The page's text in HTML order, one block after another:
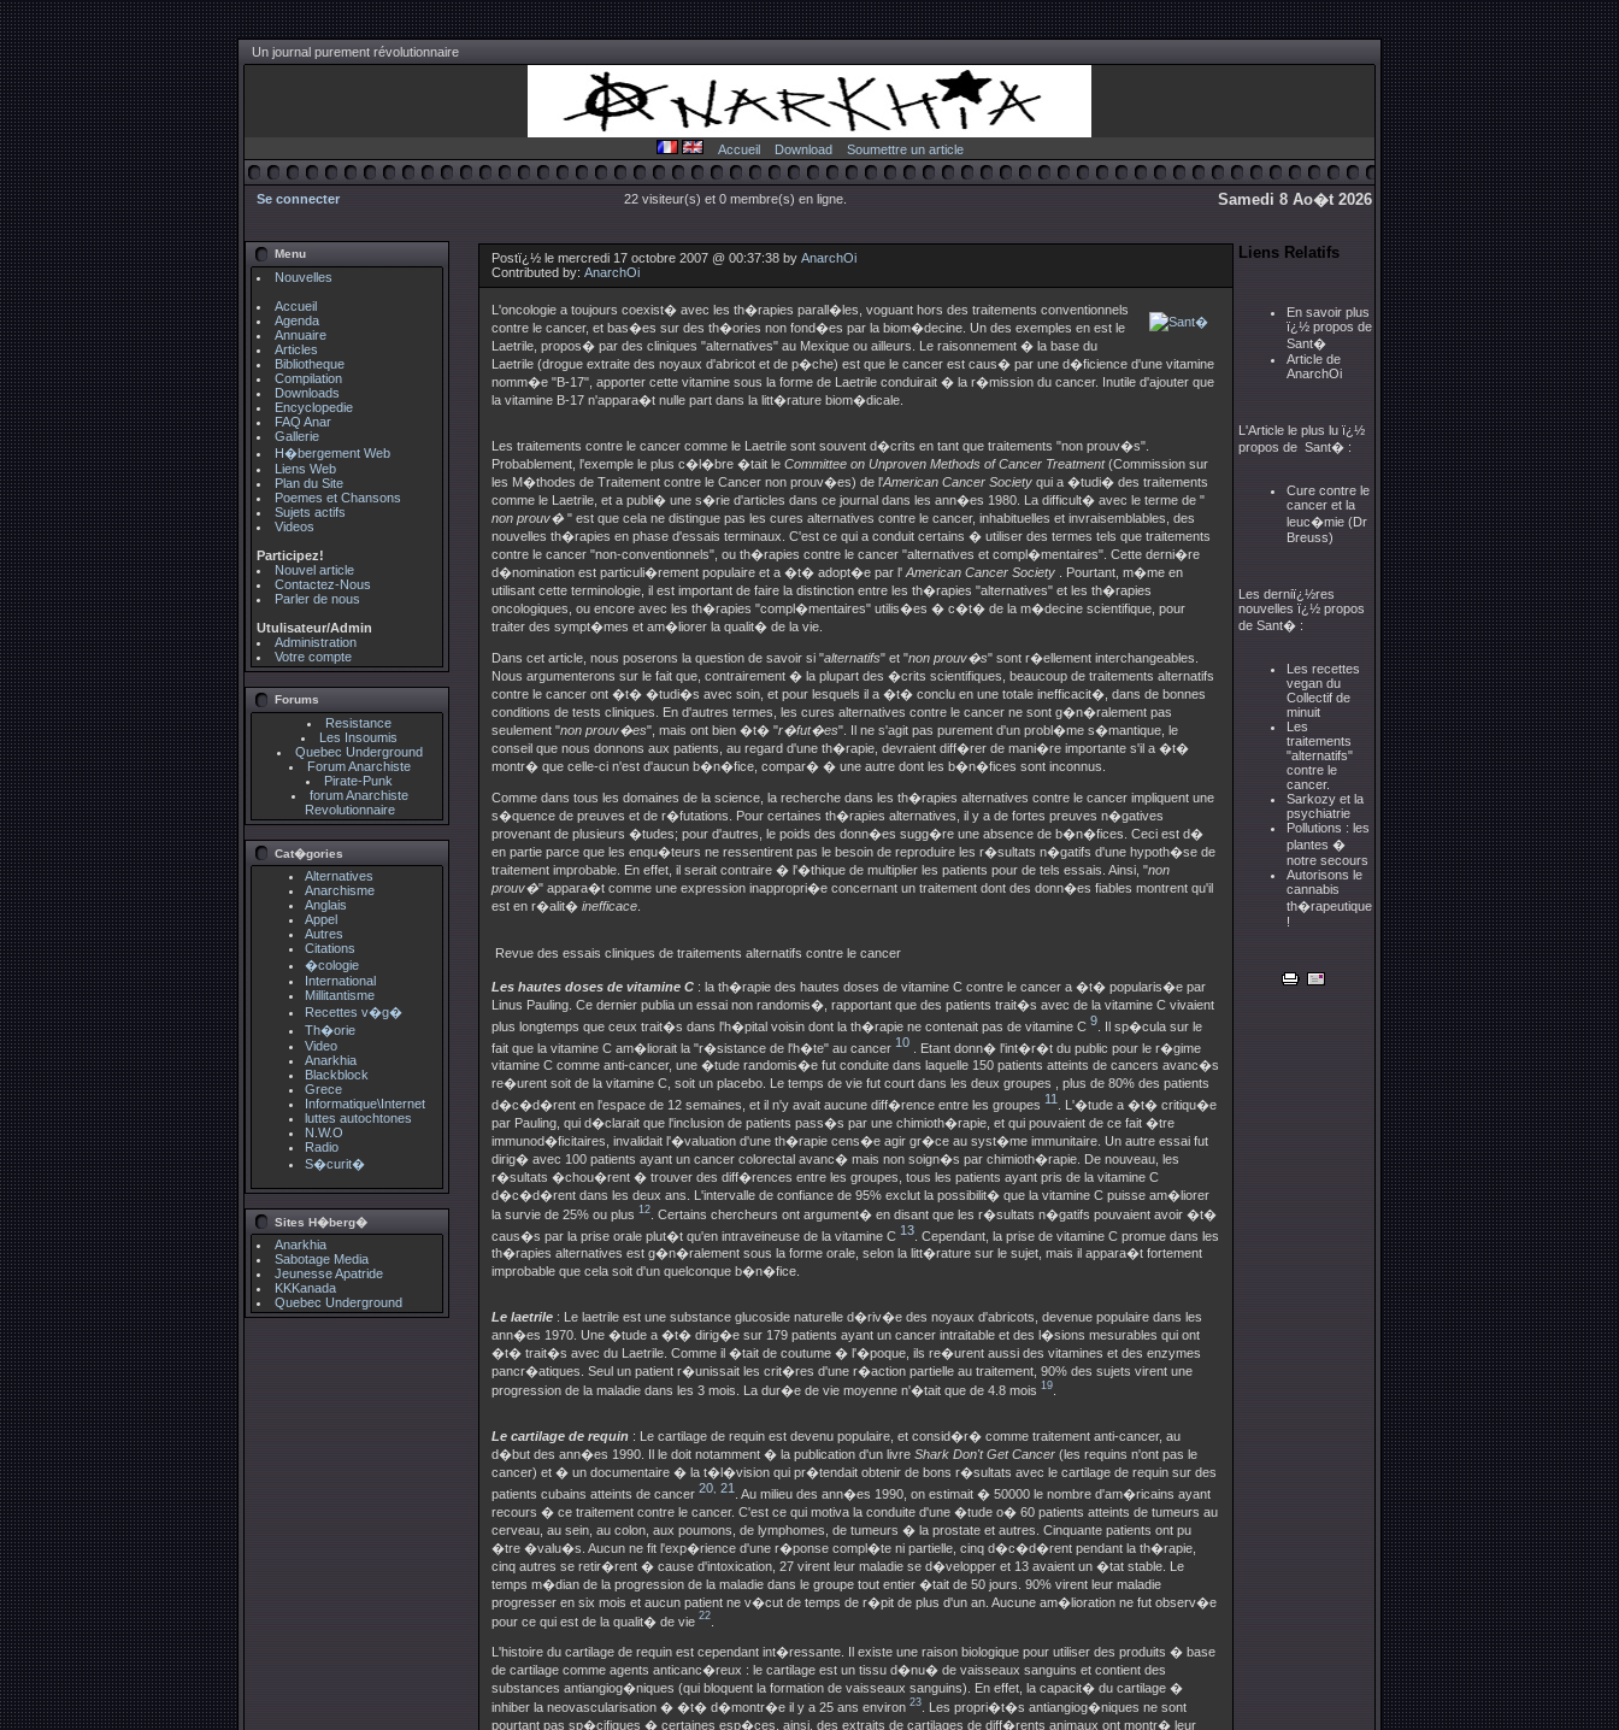
Un journal purement révolutionnaire
Accueil Download Soumettre un article
Se connecter 22 visiteur(s) et 0 membre(s) en ligne. Samedi 8 Ao�t 2026
Menu
Nouvelles
Accueil
Agenda
Annuaire
Articles
Bibliotheque
Compilation
Downloads
Encyclopedie
FAQ Anar
Gallerie
H�bergement Web
Liens Web
Plan du Site
Poemes et Chansons
Sujets actifs
Videos
Participez!
Nouvel article
Contactez-Nous
Parler de nous
Utulisateur/Admin
Administration
Votre compte
Forums
Resistance
Les Insoumis
Quebec Underground
Forum Anarchiste
Pirate-Punk
forum Anarchiste
Revolutionnaire
Cat�gories
Alternatives
Anarchisme
Anglais
Appel
Autres
Citations
�cologie
International
Millitantisme
Recettes v�g�
Th�orie
Video
Anarkhia
Blackblock
Grece
Informatique\Internet
luttes autochtones
N.W.O
Radio
S�curit�
Sites H�berg�
Anarkhia
Sabotage Media
Jeunesse Apatride
KKKanada
Quebec Underground
Postï¿½ le mercredi 17 octobre 2007 @ 00:37:38 by AnarchOi
Contributed by: AnarchOi
L'oncologie a toujours coexist� avec les th�rapies parall�les, voguant hors des traitements conventionnels
contre le cancer, et bas�es sur des th�ories non fond�es par la biom�decine. Un des exemples en est le
Laetrile, propos� par des cliniques "alternatives" au Mexique ou ailleurs. Le raisonnement � la base du
Laetrile (drogue extraite des noyaux d'abricot et de p�che) est que le cancer est caus� par une d�ficience d'une vitamine
nomm�e "B-17", apporter cette vitamine sous la forme de Laetrile conduirait � la r�mission du cancer. Inutile d'ajouter que
la vitamine B-17 n'appara�t nulle part dans la litt�rature biom�dicale.
Les traitements contre le cancer comme le Laetrile sont souvent d�crits en tant que traitements "non prouv�s".
Probablement, l'exemple le plus c�l�bre �tait le Committee on Unproven Methods of Cancer Treatment(Commission sur
les M�thodes de Traitement contre le Cancer non prouv�es) de l'American Cancer Society qui a �tudi� des traitements
comme le Laetrile, et a publi� une s�rie d'articles dans ce journal dans les ann�es 1980. La difficult� avec le terme de "
non prouv� " est que cela ne distingue pas les cures alternatives contre le cancer, inhabituelles et invraisemblables, des
nouvelles th�rapies en phase d'essais terminaux. C'est ce qui a conduit certains � utiliser des termes tels que traitements
contre le cancer "non-conventionnels", ou th�rapies contre le cancer "alternatives et compl�mentaires". Cette derni�re
d�nomination est particuli�rement populaire et a �t� adopt�e par l' American Cancer Society . Pourtant, m�me en
utilisant cette terminologie, il est important de faire la distinction entre les th�rapies "alternatives" et les th�rapies
oncologiques, ou encore avec les th�rapies "compl�mentaires" utilis�es � c�t� de la m�decine scientifique, pour
traiter des sympt�mes et am�liorer la qualit� de la vie.
Dans cet article, nous poserons la question de savoir si "alternatifs" et "non prouv�s" sont r�ellement interchangeables.
Nous argumenterons sur le fait que, contrairement � la plupart des �crits scientifiques, beaucoup de traitements alternatifs
contre le cancer ont �t� �tudi�s avec soin, et pour lesquels il a �t� conclu en une totale inefficacit�, dans de bonnes
conditions de tests cliniques. En d'autres termes, les cures alternatives contre le cancer ne sont g�n�ralement pas
seulement "non prouv�es", mais ont bien �t� "r�fut�es". Il ne s'agit pas purement d'un probl�me s�mantique, le
conseil que nous donnons aux patients, au regard d'une th�rapie, devraient diff�rer de mani�re importante s'il a �t�
montr� que celle-ci n'est d'aucun b�n�fice, compar� � une autre dont les b�n�fices sont inconnus.
Comme dans tous les domaines de la science, la recherche dans les th�rapies alternatives contre le cancer impliquent une
s�quence de preuves et de r�futations. Pour certaines th�rapies alternatives, il y a de fortes preuves n�gatives
provenant de plusieurs �tudes; pour d'autres, le poids des donn�es sugg�re une absence de b�n�fices. Ceci est d�
en partie parce que les enqu�teurs ne ressentirent pas le besoin de reproduire les r�sultats n�gatifs d'une hypoth�se de
traitement improbable. En effet, il serait contraire � l'�thique de multiplier les patients pour de tels essais. Ainsi, "non
prouv�" appara�t comme une expression inappropri�e concernant un traitement dont des donn�es fiables montrent qu'il
est en r�alit� inefficace
Revue des essais cliniques de traitements alternatifs contre le cancer
Les hautes doses de vitamine C : la th�rapie des hautes doses de vitamine C contre le cancer a �t� popularis�e par
Linus Pauling. Ce dernier publia un essai non randomis�, rapportant que des patients trait�s avec de la vitamine C vivaient
plus longtemps que ceux trait�s dans l'h�pital voisin dont la th�rapie ne contenait pas de vitamine C 9 . Il sp�cula sur le
fait que la vitamine C am�liorait la "r�sistance de l'h�te" au cancer 10 . Etant donn� l'int�r�t du public pour le r�gime
vitamine C comme anti-cancer, une �tude randomis�e fut conduite dans laquelle 150 patients atteints de cancers avanc�s
re�urent soit de la vitamine C, soit un placebo. Le temps de vie fut court dans les deux groupes , plus de 80% des patients
d�c�d�rent en l'espace de 12 semaines, et il n'y avait aucune diff�rence entre les groupes 11
. L'�tude a �t� critiqu�e
par Pauling, qui d�clarait que l'inclusion de patients pass�s par une chimioth�rapie, et qui pouvaient de ce fait �tre
immunod�ficitaires, invalidait l'�valuation d'une th�rapie cens�e agir gr�ce au syst�me immunitaire. Un autre essai fut
dirig� avec 100 patients ayant un cancer colorectal avanc� mais non soign�s par chimioth�rapie. De nouveau, les
r�sultats �chou�rent � trouver des diff�rences entre les groupes, tous les patients ayant pris de la vitamine C
d�c�d�rent dans les deux ans. L'intervalle de confiance de 95% exclut la possibilit� que la vitamine C puisse am�liorer
la survie de 25% ou plus 12 . Certains chercheurs ont argument� en disant que les r�sultats n�gatifs pouvaient avoir �t�
caus�s par la prise orale plut�t qu'en intraveineuse de la vitamine C 13 . Cependant, la prise de vitamine C promue dans les
th�rapies alternatives est g�n�ralement sous la forme orale, selon la litt�rature sur le sujet, mais il appara�t fortement
improbable que cela soit d'un quelconque b�n�fice.
Le laetrile : Le laetrile est une substance glucoside naturelle d�riv�e des noyaux d'abricots, devenue populaire dans les
ann�es 1970. Une �tude a �t� dirig�e sur 179 patients ayant un cancer intraitable et des l�sions mesurables qui ont
�t� trait�s avec du Laetrile. Comme il �tait de coutume � l'�poque, ils re�urent aussi des vitamines et des enzymes
pancr�atiques. Seul un patient r�unissait les crit�res d'une r�action partielle au traitement, 90% des sujets virent une
progression de la maladie dans les 3 mois. La dur�e de vie moyenne n'�tait que de 4.8 mois 19
Le cartilage de requin : Le cartilage de requin est devenu populaire, et consid�r� comme traitement anti-cancer, au
d�but des ann�es 1990. Il le doit notamment � la publication d'un livre Shark Don't Get Cancer (les requins n'ont pas le
cancer) et � un documentaire � la t�l�vision qui pr�tendait obtenir de bons r�sultats avec le cartilage de requin sur des
patients cubains atteints de cancer 20 21 . Au milieu des ann�es 1990, on estimait � 50000 le nombre d'am�ricains ayant
recours � ce traitement contre le cancer. C'est ce qui motiva la conduite d'une �tude o� 60 patients atteints de tumeurs au
cerveau, au sein, au colon, aux poumons, de lymphomes, de tumeurs � la prostate et autres. Cinquante patients ont pu
�tre �valu�s. Aucun ne fit l'exp�rience d'une r�ponse compl�te ni partielle, cinq d�c�d�rent pendant la th�rapie,
cinq autres se retir�rent � cause d'intoxication, 27 virent leur maladie se d�velopper et 13 avaient un �tat stable. Le
temps m�dian de la progression de la maladie dans le groupe tout entier �tait de 50 jours. 90% virent leur maladie
progresser en six mois et aucun patient ne v�cut de temps de r�pit de plus d'un an. Aucune am�lioration ne fut observ�e
pour ce qui est de la qualit� de vie 22
L'histoire du cartilage de requin est cependant int�ressante. Il existe une raison biologique pour utiliser des produits � base
de cartilage comme agents anticanc�reux : le cartilage est un tissu d�nu� de vaisseaux sanguins et contient des
substances antiangiog�niques (qui bloquent la formation de vaisseaux sanguins). En effet, la capacit� du cartilage �
inhiber la neovascularisation � �t� d�montr�e il y a 25 ans environ 23 . Les propri�t�s antiangiog�niques ne sont
pourtant pas sp�cifiques � certaines esp�ces, ainsi, des extraits de cartilages de diff�rents animaux ont montr� leur
Liens Relatifs
En savoir plus
ï¿½ propos de
Sant�
Article de
AnarchOi
L'Article le plus lu ï¿½
propos de Sant� :
Cure contre le
cancer et la
leuc�mie (Dr
Breuss)
Les derniï¿½res
nouvelles ï¿½ propos
de Sant� :
Les recettes
vegan du
Collectif de
minuit
Les
traitements
"alternatifs"
contre le
cancer.
Sarkozy et la
psychiatrie
Pollutions : les
plantes �
notre secours
Autorisons le
cannabis
th�rapeutique
!